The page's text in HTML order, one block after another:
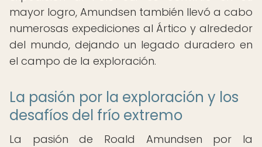
mayor logro, Amundsen también llevó a cabo
numerosas expediciones al Ártico y alrededor
del mundo, dejando un legado duradero en
el campo de la exploración.
La pasión por la exploración y los
desafíos del frío extremo
La pasión de Roald Amundsen por la